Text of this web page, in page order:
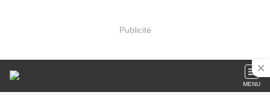
Publicité
MENU